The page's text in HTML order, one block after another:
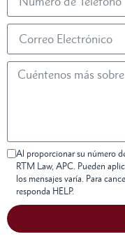
Al proporcionar su número
RTM Law, APC. Pueden
los mensajes varía. Para
responda HELP.